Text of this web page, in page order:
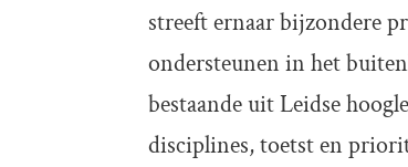
streeft ernaar bijzondere
ondersteunen in het
bestaande uit Leidse
disciplines, toetst en